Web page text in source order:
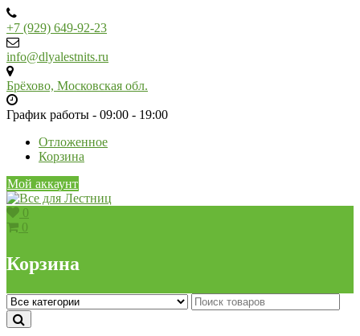
Skip
to
content
+7 (929) 649-92-23
info@dlyalestnits.ru
Брёхово, Московская обл.
График работы - 09:00 - 19:00
Отложенное
Корзина
Мой аккаунт
0
0
Корзина